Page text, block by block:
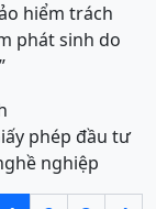
hiểm trách
phát sinh do
phép đầu tư
nghiệp